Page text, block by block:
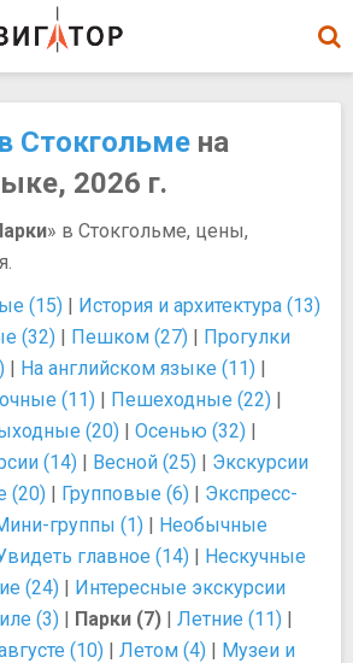
в Стокгольме на
2026 г.
» в Стокгольме, цены,
(15) | История и архитектура (13)
(32) | Пешком (27) | Прогулки
| На английском языке (11) |
(11) | Пешеходные (22) |
(20) | Осенью (32) |
(14) | Весной (25) | Экскурсии
(20) | Групповые (6) | Экспресс-
группы (1) | Необычные
главное (14) | Нескучные
(24) | Интересные экскурсии
(3) | Парки (7) | Летние (11) |
(10) | Летом (4) | Музеи и